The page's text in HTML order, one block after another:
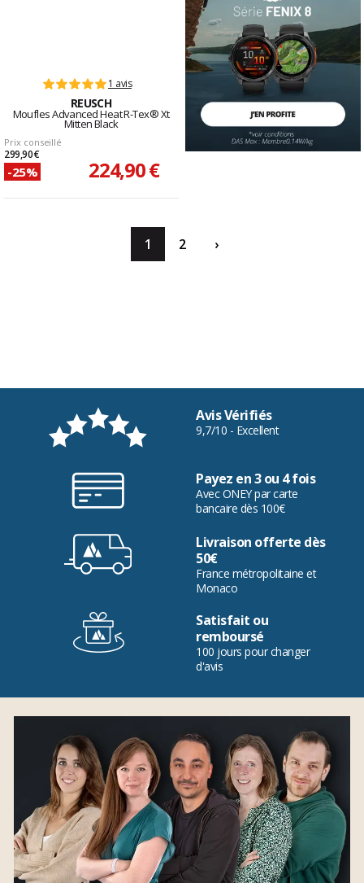
1 avis
REUSCH
Moufles Advanced Heat R-Tex® Xt
Mitten Black
Prix conseillé
299,90 €
-25% 224,90 €
1 2 ›
Avis Vérifiés
9,7/10 - Excellent
Payez en 3 ou 4 fois
Avec ONEY par carte
bancaire dès 100€
Livraison offerte dès
50€
France métropolitaine et
Monaco
Satisfait ou
remboursé
100 jours pour changer
d'avis